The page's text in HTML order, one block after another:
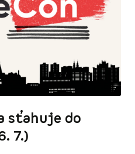
sťahuje do
7.)